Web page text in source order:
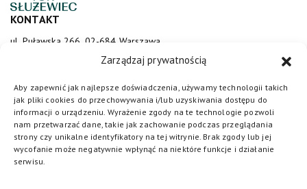
Zarządzaj prywatnością
Aby zapewnić jak najlepsze doświadczenia, używamy technologii takich
jak pliki cookies do przechowywania i/lub uzyskiwania dostępu do
informacji o urządzeniu. Wyrażenie zgody na te technologie pozwoli
nam przetwarzać dane, takie jak zachowanie podczas przeglądania
strony czy unikalne identyfikatory na tej witrynie. Brak zgody lub jej
wycofanie może negatywnie wpłynąć na niektóre funkcje i działanie
serwisu.
KONTAKT
ul. Puławska 266, 02-684 Warszawa
sluzewiec@totalizator.pl
KONTAKT DLA MEDIÓW
media@torsluzewiec.pl
DOŁĄCZ DO NAS